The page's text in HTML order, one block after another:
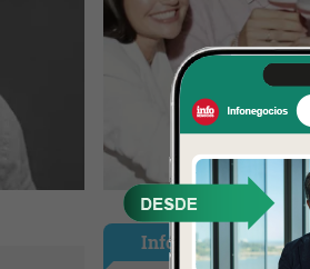
InfoNegocios Miami